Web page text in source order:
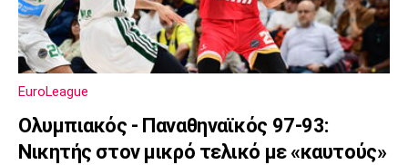
EuroLeague
Ολυμπιακός - Παναθηναϊκός 97-93:
Νικητής στον μικρό τελικό με «καυτούς»